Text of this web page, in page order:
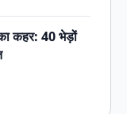
कहर: 40 भेड़ों